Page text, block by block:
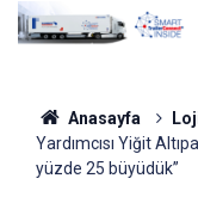
Anasayfa
Yardımcısı Yiğit
yüzde 25 büyüdük”